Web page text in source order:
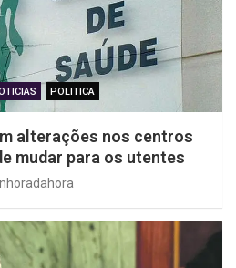
POLITICA
alterações nos centros
mudar para os utentes